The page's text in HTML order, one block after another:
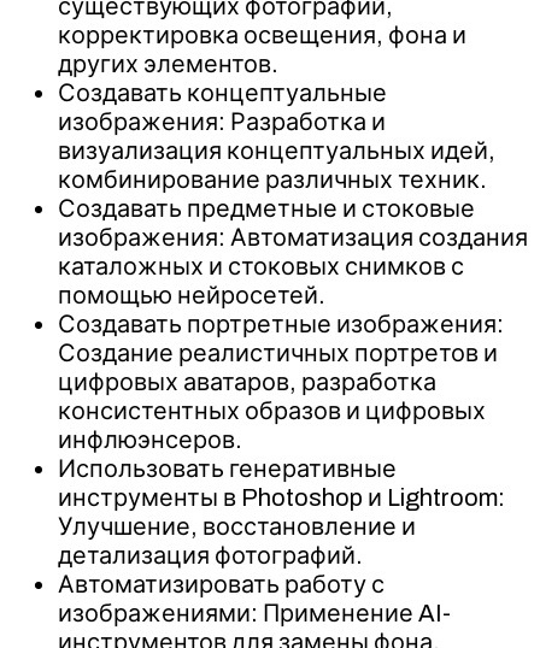
существующих фотографий,
корректировка освещения, фона и
других элементов.
Создавать концептуальные
изображения: Разработка и
визуализация концептуальных идей,
комбинирование различных техник.
Создавать предметные и стоковые
изображения: Автоматизация создания
каталожных и стоковых снимков с
помощью нейросетей.
Создавать портретные изображения:
Создание реалистичных портретов и
цифровых аватаров, разработка
консистентных образов и цифровых
инфлюэнсеров.
Использовать генеративные
инструменты в Photoshop и Lightroom:
Улучшение, восстановление и
детализация фотографий.
Автоматизировать работу с
изображениями: Применение AI-
инструментов для замены фона,